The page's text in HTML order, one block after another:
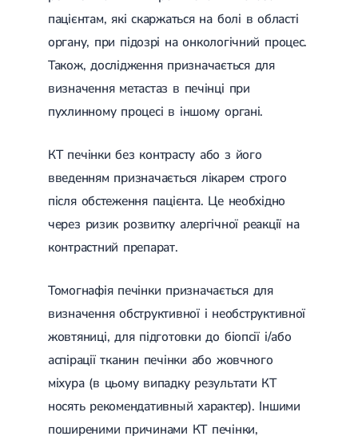
Аритмія
Миготлива аритмія
Екстрасистолічна аритмія
Вазоспастична стенокардія
Електрокардіограма (ЕКГ)
Гіпертонія
Симптоматична артеріальна гіпертензія
Терапія
Жовчнокам'яна хвороба (ЖКХ)
Лікування жовчнокам'яної хвороби
Камені у жовчному міхурі
Реактивний панкреатит
Хронічний панкреатит
Калькульозний холецистит
Гострий холецистит
Безкам'яний холецистит
Гострі респіраторні захворювання (ГРЗ)
Бронхіт
Бронхіт у дітей
Обструктивний бронхіт
Хронічний бронхіт
пацієнтам, які скаржаться на болі в області
органу, при підозрі на онкологічний процес.
Також, дослідження призначається для
визначення метастаз в печінці при
пухлинному процесі в іншому органі.
КТ печінки без контрасту або з його
введенням призначається лікарем строго
після обстеження пацієнта. Це необхідно
через ризик розвитку алергічної реакції на
контрастний препарат.
Томогнафія печінки призначається для
визначення обструктивної і необструктивної
жовтяниці, для підготовки до біопсії і/або
аспірації тканин печінки або жовчного
міхура (в цьому випадку результати КТ
носять рекомендативный характер). Іншими
поширеними причинами КТ печінки,